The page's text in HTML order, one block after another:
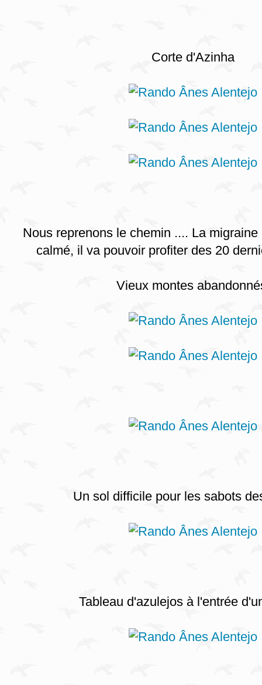
Corte d'Azinha
Nous reprenons le chemin .... La
calmé, il va pouvoir profiter des 20
Vieux montes
Un sol difficile pour les sabots
Tableau d'azulejos à l'entrée